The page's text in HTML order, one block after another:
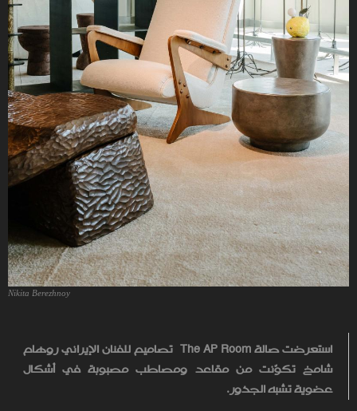
Nikita Berezhnoy
استعرضت صالةThe AP Room تصاميم للفنان الإيراني روهام
شامخ تكوّنت من مقاعد ومصاطب مصبوبة في أشكال
عضوية تشبه الجذور.